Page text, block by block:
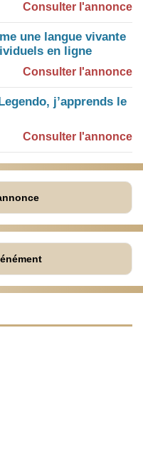
Consulter l'annonce
une langue vivante
en ligne
Consulter l'annonce
j’apprends le
Consulter l'annonce